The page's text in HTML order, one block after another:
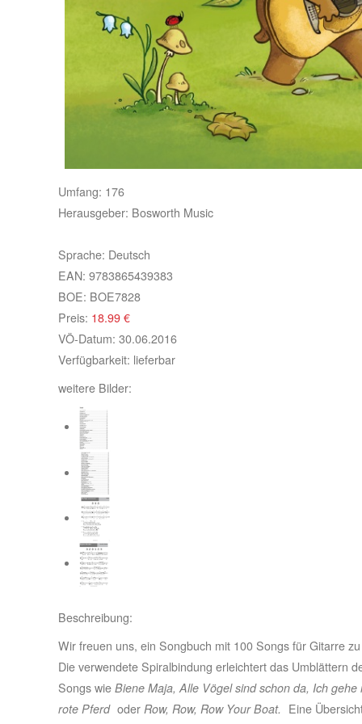
Umfang: 176
Herausgeber: Bosworth Music
Sprache: Deutsch
EAN: 9783865439383
BOE: BOE7828
Preis: 18.99 €
VÖ-Datum: 30.06.2016
Verfügbarkeit: lieferbar
weitere Bilder:
Beschreibung:
Wir freuen uns, ein Songbuch mit 100 Songs für Gitarre
Die verwendete Spiralbindung erleichtert das Umblättern
Songs wie Biene Maja, Alle Vögel sind schon da, Ich
rote Pferd oder Row, Row, Row Your Boat. Eine